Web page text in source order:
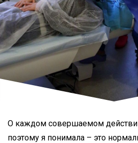
О каждом совершаемом
поэтому я понимала – это